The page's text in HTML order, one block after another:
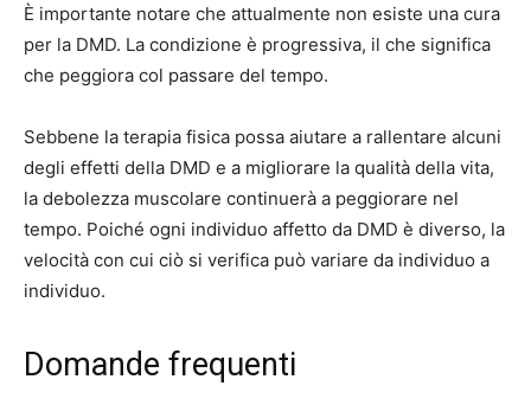
È importante notare che attualmente non esiste una cura
per la DMD. La condizione è progressiva, il che significa
che peggiora col passare del tempo.
Sebbene la terapia fisica possa aiutare a rallentare alcuni
degli effetti della DMD e a migliorare la qualità della vita,
la debolezza muscolare continuerà a peggiorare nel
tempo. Poiché ogni individuo affetto da DMD è diverso, la
velocità con cui ciò si verifica può variare da individuo a
individuo.
Domande frequenti